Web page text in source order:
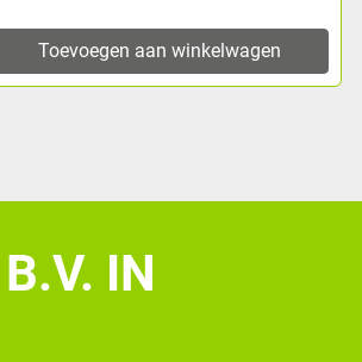
Toevoegen aan winkelwagen
IN